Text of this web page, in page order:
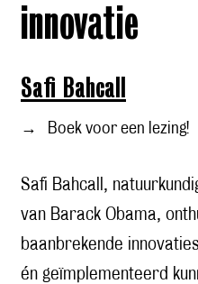
innovatie
Safi Bahcall
→ Boek voor een lezing!
Safi Bahcall,
van Barack Obama,
baanbrekende
én geïmplementeerd